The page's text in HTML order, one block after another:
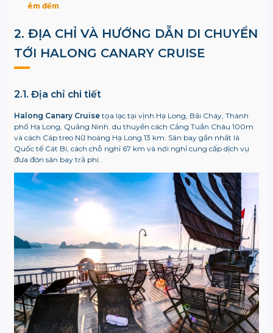
êm đềm
2. ĐỊA CHỈ VÀ HƯỚNG DẪN DI CHUYỂN
TỚI HALONG CANARY CRUISE
2.1. Địa chỉ chi tiết
Halong Canary Cruise tọa lạc tại vịnh Hạ Long, Bãi Cháy, Thành
phố Hạ Long, Quảng Ninh. du thuyền cách Cảng Tuần Châu 100m
và cách Cáp treo Nữ hoàng Hạ Long 13 km. Sân bay gần nhất là
Quốc tế Cát Bi, cách chỗ nghỉ 67 km và nơi nghỉ cung cấp dịch vụ
đưa đón sân bay trả phí.